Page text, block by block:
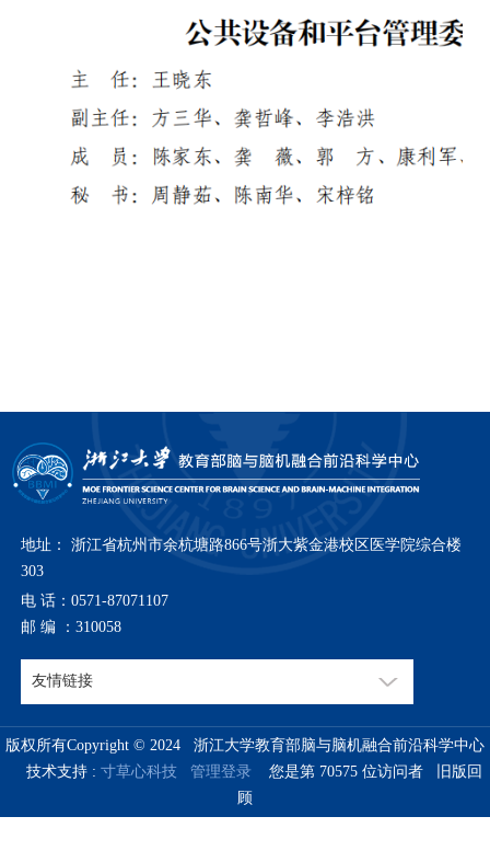
地址： 浙江省杭州市余杭塘路866号浙大紫金港校区医学院综合楼
303
电 话：0571-87071107
邮 编 ：310058
版权所有Copyright © 2024 浙江大学教育部脑与脑机融合前沿科学中心
技术支持 : 寸草心科技 管理登录 您是第 70575 位访问者
旧版回
顾